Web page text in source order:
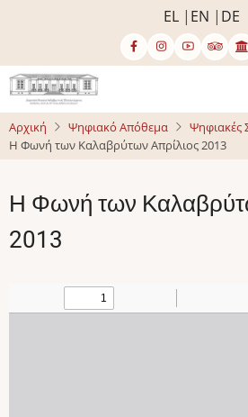
κυρίως
περιεχόμενο
EL EN DE
Αρχική Ψηφιακό Απόθεμα
Ψηφιακές
Η Φωνή των Καλαβρύτων Απρίλιος 2013
Η Φωνή των
2013